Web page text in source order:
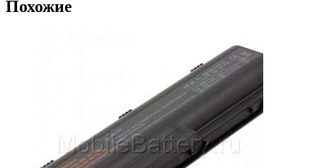
Похожие